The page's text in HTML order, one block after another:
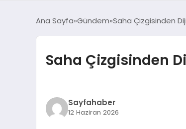
Ana Sayfa Gündem Saha Çizgisinden
Saha Çizgisinden
Sayfahaber
12 Haziran 2026